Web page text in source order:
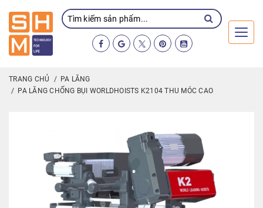
TRANG CHỦ
PA LĂNG
PA LĂNG CHỐNG BỤI WORLDHOISTS K2104 THU MÓC CAO